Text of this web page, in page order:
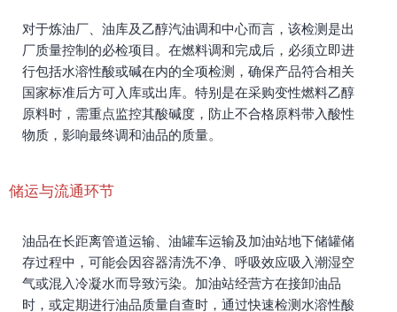
对于炼油厂、油库及乙醇汽油调和中心而言，该检测是出
厂质量控制的必检项目。在燃料调和完成后，必须立即进
行包括水溶性酸或碱在内的全项检测，确保产品符合相关
国家标准后方可入库或出库。特别是在采购变性燃料乙醇
原料时，需重点监控其酸碱度，防止不合格原料带入酸性
物质，影响最终调和油品的质量。
储运与流通环节
油品在长距离管道运输、油罐车运输及加油站地下储罐储
存过程中，可能会因容器清洗不净、呼吸效应吸入潮湿空
气或混入冷凝水而导致污染。加油站经营方在接卸油品
时，或定期进行油品质量自查时，通过快速检测水溶性酸